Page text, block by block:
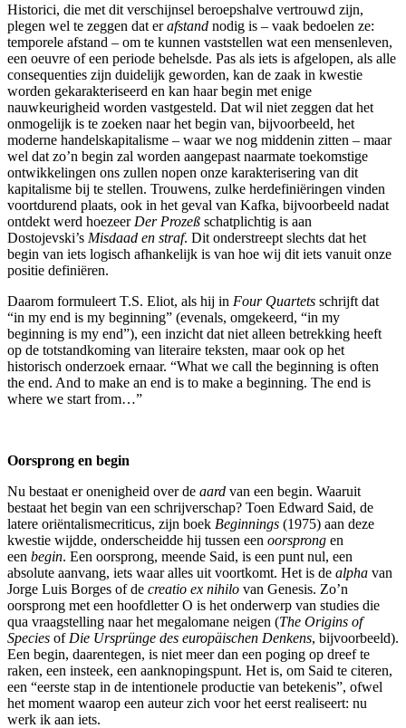
Historici, die met dit verschijnsel beroepshalve vertrouwd zijn,
plegen wel te zeggen dat erafstand nodig is – vaak bedoelen ze:
temporele afstand – om te kunnen vaststellen wat een mensenleven,
een oeuvre of een periode behelsde. Pas als iets is afgelopen, als alle
consequenties zijn duidelijk geworden, kan de zaak in kwestie
worden gekarakteriseerd en kan haar begin met enige
nauwkeurigheid worden vastgesteld. Dat wil niet zeggen dat het
onmogelijk is te zoeken naar het begin van, bijvoorbeeld, het
moderne handelskapitalisme – waar we nog middenin zitten – maar
wel dat zo’n begin zal worden aangepast naarmate toekomstige
ontwikkelingen ons zullen nopen onze karakterisering van dit
kapitalisme bij te stellen. Trouwens, zulke herdefiniëringen vinden
voortdurend plaats, ook in het geval van Kafka, bijvoorbeeld nadat
ontdekt werd hoezeer Der Prozeß schatplichtig is aan
Dostojevski’s Misdaad en straf. Dit onderstreept slechts dat het
begin van iets logisch afhankelijk is van hoe wij dit iets vanuit onze
positie definiëren.
Daarom formuleert T.S. Eliot, als hij in Four Quartets schrijft dat
“in my end is my beginning” (evenals, omgekeerd, “in my
beginning is my end”), een inzicht dat niet alleen betrekking heeft
op de totstandkoming van literaire teksten, maar ook op het
historisch onderzoek ernaar. “What we call the beginning is often
the end. And to make an end is to make a beginning. The end is
where we start from…”
Oorsprong en begin
Nu bestaat er onenigheid over de aard van een begin. Waaruit
bestaat het begin van een schrijverschap? Toen Edward Said, de
latere oriëntalismecriticus, zijn boek Beginnings (1975) aan deze
kwestie wijdde, onderscheidde hij tussen een oorsprong en
een begin. Een oorsprong, meende Said, is een punt nul, een
absolute aanvang, iets waar alles uit voortkomt. Het is de alpha van
Jorge Luis Borges of de creatio ex nihilo van Genesis. Zo’n
oorsprong met een hoofdletter O is het onderwerp van studies die
qua vraagstelling naar het megalomane neigen (The Origins of
Species of Die Ursprünge des europäischen Denkens, bijvoorbeeld).
Een begin, daarentegen, is niet meer dan een poging op dreef te
raken, een insteek, een aanknopingspunt. Het is, om Said te citeren,
een “eerste stap in de intentionele productie van betekenis”, ofwel
het moment waarop een auteur zich voor het eerst realiseert: nu
werk ik aan iets.